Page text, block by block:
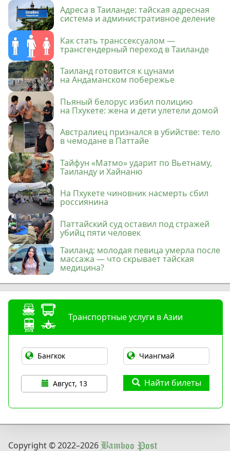
Адреса в Таиланде: тайская адресная
система и административное деление
Как стать транссексуалом —
трансгендерный переход в Таиланде
Таиланд готовится к цунами
на Андаманском побережье
Пьяный белорус избил полицию
на Пхукете: жена и дети улетели домой
Австралиец признался в убийстве: тело
в чемодане в Паттайе
Тайфун «Матмо» ударит по Вьетнаму,
Таиланду и Хайнаню
На Пхукете чиновник насмерть сбил
россиянина
Паттайский суд оставил под стражей
убийц пяти человек
Таиланд: молодая певица умерла после
массажа — что скрывает тайская
медицина?
Транспортные услуги в Азии
Август, 13 Найти билеты
Copyright © 2022–2026 Bamboo Post